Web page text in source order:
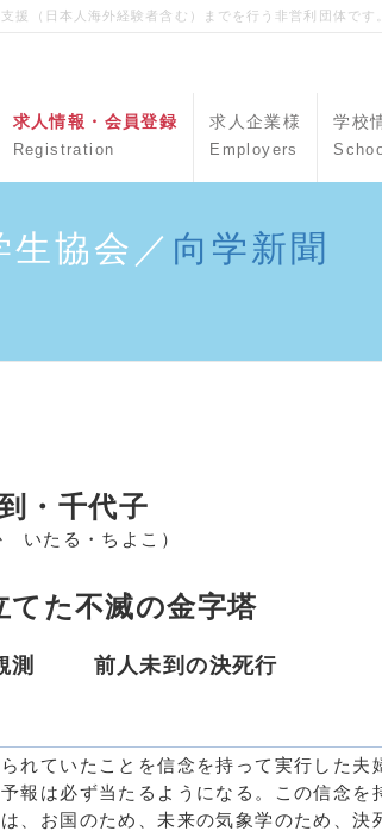
援（日本人海外経験者含む）までを行う非営利団体です。
求人情報・会員登録
Registration
求人企業様
Employers
学校
生協会／ 向学新聞
・千代子
いたる・ちよこ）
てた不滅の金字塔
測 前人未到の決死行
れていたことを信念を持って実行した夫
報は必ず当たるようになる。この信念を
、お国のため、未来の気象学のため、決